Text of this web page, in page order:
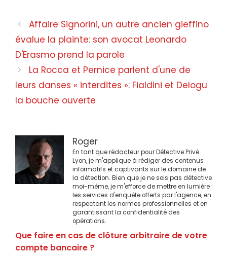
Navigation
des
articles
Affaire Signorini, un autre ancien gieffino
évalue la plainte: son avocat Leonardo
D'Erasmo prend la parole
La Rocca et Pernice parlent d'une de
leurs danses « interdites »: Fialdini et Delogu
la bouche ouverte
Roger
En tant que rédacteur pour Détective Privé
Lyon, je m'applique à rédiger des contenus
informatifs et captivants sur le domaine de
la détection. Bien que je ne sois pas détective
moi-même, je m'efforce de mettre en lumière
les services d'enquête offerts par l'agence, en
respectant les normes professionnelles et en
garantissant la confidentialité des
opérations.
Que faire en cas de clôture arbitraire de votre
compte bancaire ?